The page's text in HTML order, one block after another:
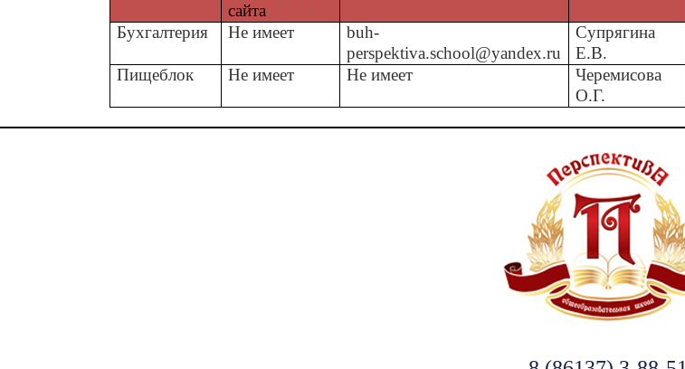
сайта
Бухгалтерия Не имеет
buh-
perspektiva.school@yandex.ru
Супрягина
Е.В.
Пищеблок
Не имеет Не имеет
Черемисова
О.Г.